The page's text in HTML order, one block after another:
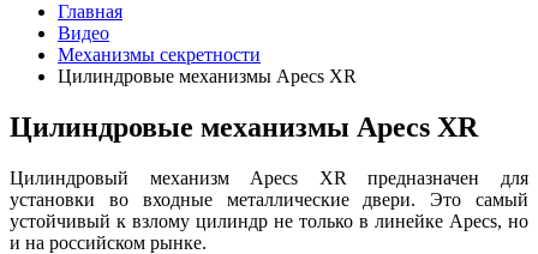
Главная
Видео
Механизмы секретности
Цилиндровые механизмы Apecs XR
Цилиндровые механизмы Apecs XR
Цилиндровый механизм Apecs XR предназначен для
установки во входные металлические двери. Это самый
устойчивый к взлому цилиндр не только в линейке Apecs, но
и на российском рынке.